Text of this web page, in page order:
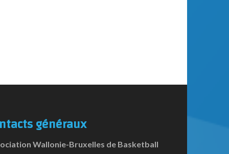
généraux
Wallonie-Bruxelles de Basketball